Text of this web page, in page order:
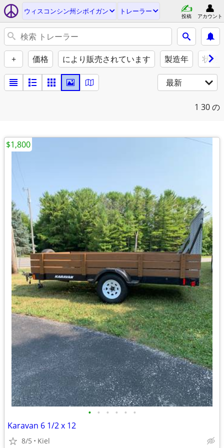
ウィスコンシン州シボイガン トレーラー
投稿 アカウント
+ 価格 により販売されています 製造年 状態
最新
1 30 の
• • • • • •
Karavan 6 1/2 x 12
8/5 Kiel
$1,800